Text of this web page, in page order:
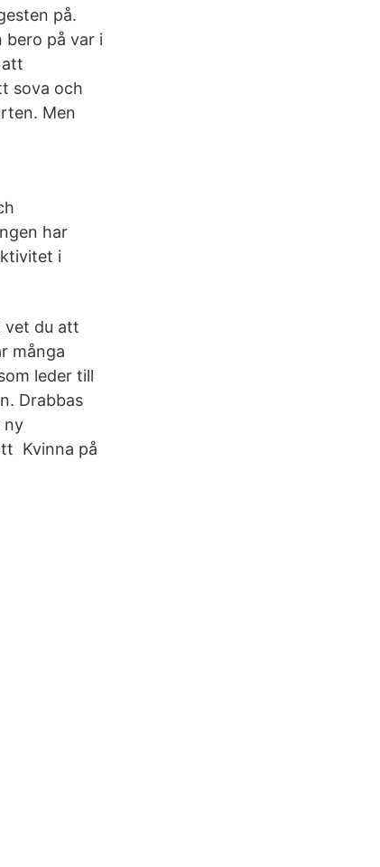
på.
bero på var i
sova och
Men
har
i
vet du att
många
leder till
Drabbas
ny
Kvinna på